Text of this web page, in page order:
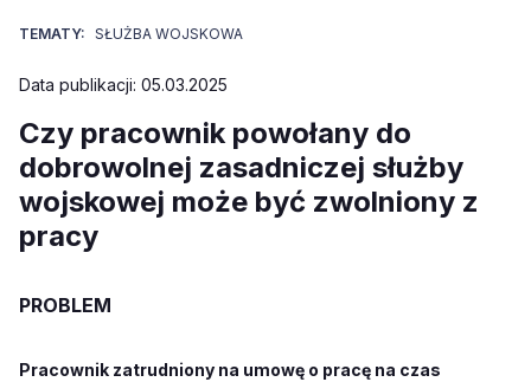
TEMATY: SŁUŻBA WOJSKOWA
Data publikacji: 05.03.2025
Czy pracownik powołany do
dobrowolnej zasadniczej służby
wojskowej może być zwolniony z
pracy
PROBLEM
Pracownik zatrudniony na umowę o pracę na czas